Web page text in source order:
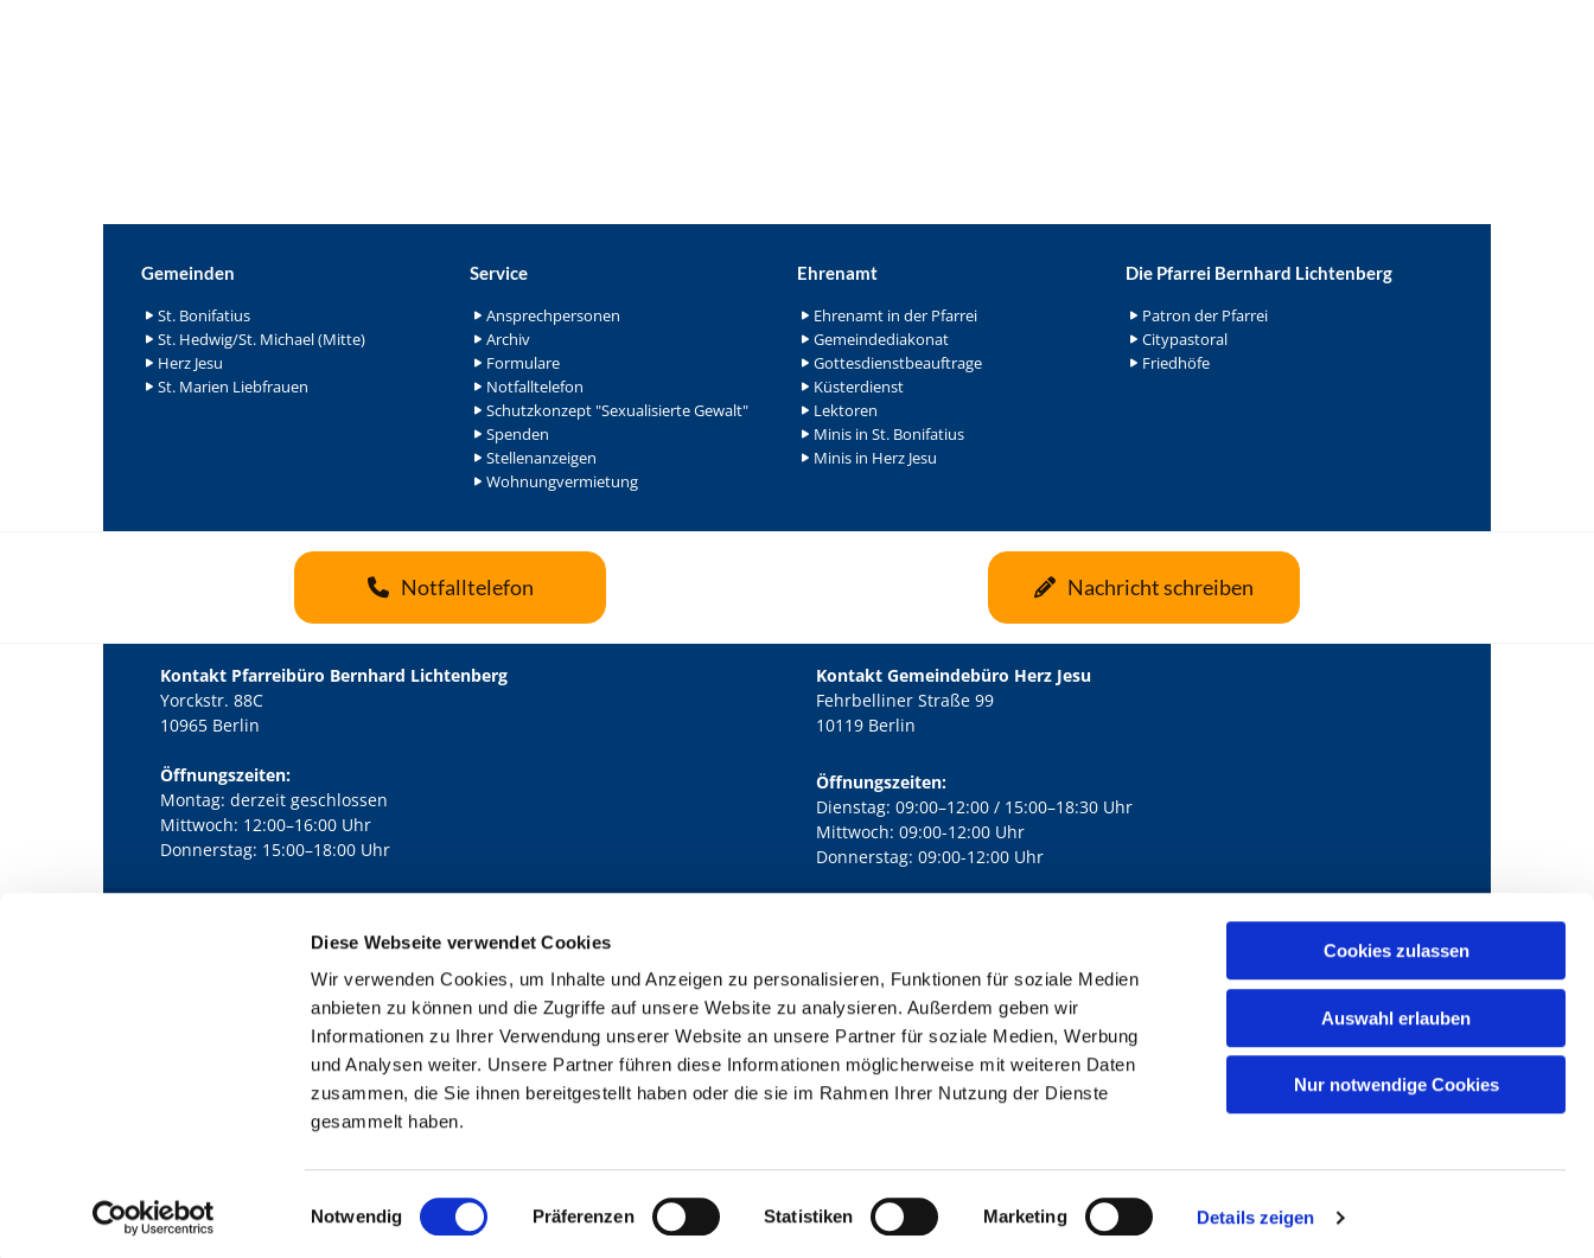
Diese Webseite verwendet Cookies
Wir verwenden Cookies, um Inhalte und Anzeigen zu personalisieren, Funktionen für soziale Medien
anbieten zu können und die Zugriffe auf unsere Website zu analysieren. Außerdem geben wir
Informationen zu Ihrer Verwendung unserer Website an unsere Partner für soziale Medien, Werbung
und Analysen weiter. Unsere Partner führen diese Informationen möglicherweise mit weiteren Daten
zusammen, die Sie ihnen bereitgestellt haben oder die sie im Rahmen Ihrer Nutzung der Dienste
gesammelt haben.
i
Notwendig Präferenzen Statistiken Marketing Details zeigen
Cookies zulassen
Auswahl erlauben
Nur notwendige Cookies
Gemeinden
St. Bonifatius
St. Hedwig/St. Michael (Mitte)
Herz Jesu
St. Marien Liebfrauen
Service
Ansprechpersonen
Archiv
Formulare
Notfalltelefon
Schutzkonzept "Sexualisierte Gewalt"
Spenden
Stellenanzeigen
Wohnungvermietung
Ehrenamt
Ehrenamt in der Pfarrei
Gemeindediakonat
Gottesdienstbeauftrage
Küsterdienst
Lektoren
Minis in St. Bonifatius
Minis in Herz Jesu
Die Pfarrei Bernhard Lichtenberg
Patron der Pfarrei
Citypastoral
Friedhöfe
Notfalltelefon Nachricht schreiben
Kontakt Pfarreibüro Bernhard Lichtenberg
Yorckstr. 88C
10965 Berlin
Öffnungszeiten:
Montag: derzeit geschlossen
Mittwoch: 12:00–16:00 Uhr
Donnerstag: 15:00–18:00 Uhr
Kontakt Gemeindebüro Herz Jesu
Fehrbelliner Straße 99
10119 Berlin
Öffnungszeiten:
Dienstag: 09:00–12:00 / 15:00–18:30 Uhr
Mittwoch: 09:00-12:00 Uhr
Donnerstag: 09:00-12:00 Uhr
Kath. Kirchengemeinde Pfarrei Bernhard Lichtenberg Berlin-Mitte · Yorckstr. 88C, 10965 Berlin mail@bernhard-lichtenberg.berlin
Kontaktinformationen Impressum